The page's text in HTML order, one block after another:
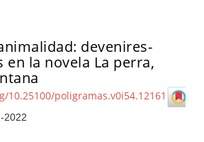
devenires-
en la novela La perra,
10.25100/poligramas.v0i54.12161
2022
del artículo